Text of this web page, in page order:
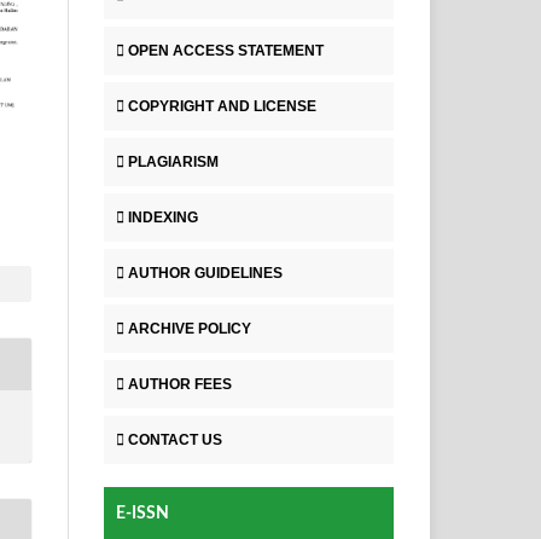
OPEN ACCESS STATEMENT
COPYRIGHT AND LICENSE
PLAGIARISM
INDEXING
AUTHOR GUIDELINES
ARCHIVE POLICY
AUTHOR FEES
CONTACT US
E-ISSN